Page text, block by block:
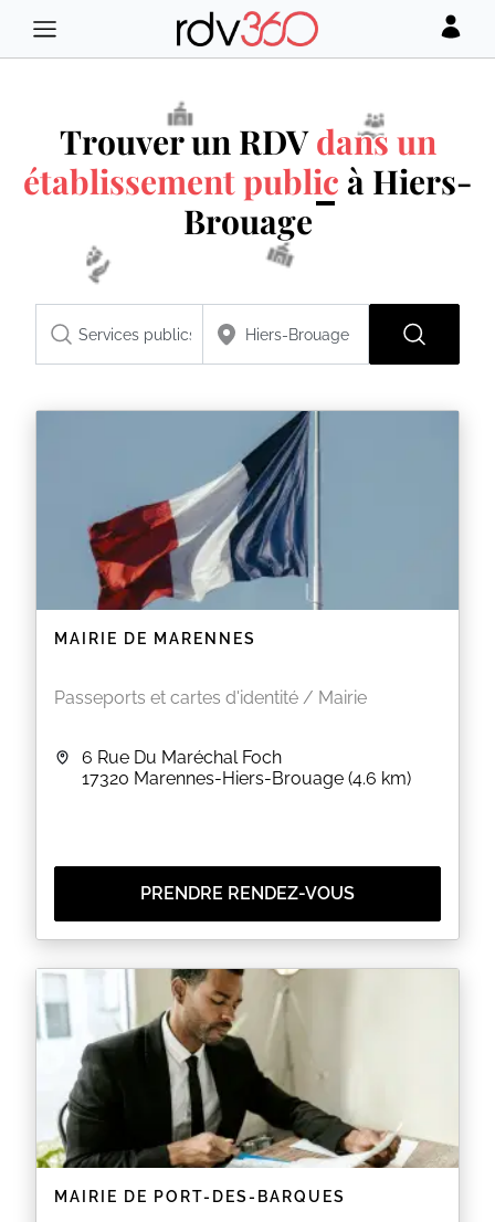
Trouver un RDVdans un
établissement public à Hiers-
Brouage
MAIRIE DE MARENNES
Passeports et cartes d'identité / Mairie
6 Rue Du Maréchal Foch
17320 Marennes-Hiers-Brouage (4.6 km)
PRENDRE RENDEZ-VOUS
MAIRIE DE PORT-DES-BARQUES